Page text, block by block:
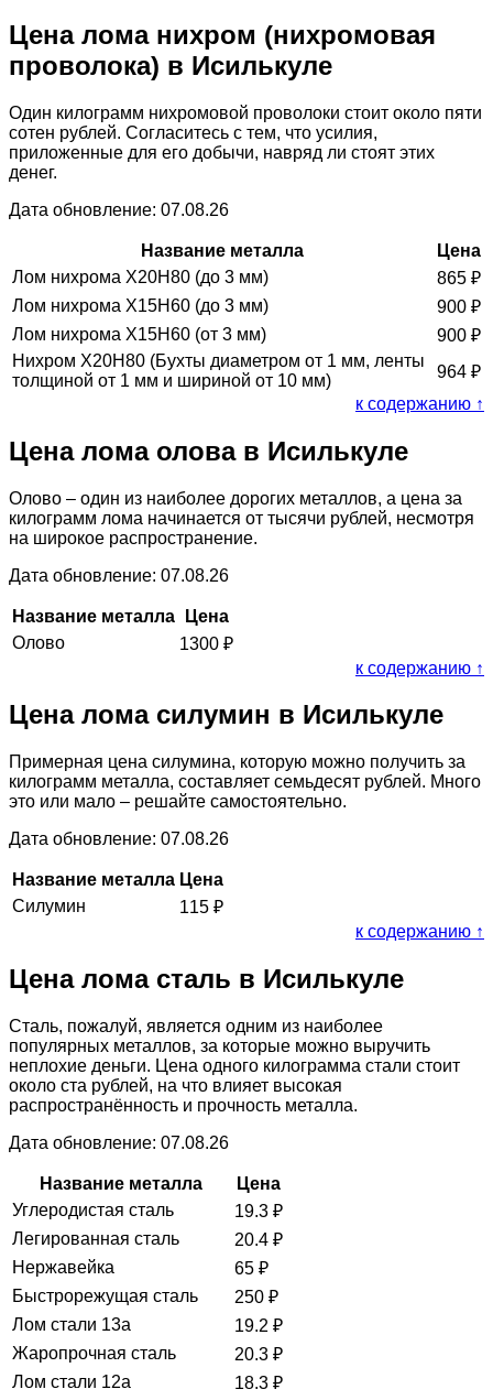
Цена лома нихром (нихромовая
проволока) в Исилькуле
Один килограмм нихромовой проволоки стоит около пяти
сотен рублей. Согласитесь с тем, что усилия,
приложенные для его добычи, навряд ли стоят этих
денег.
Дата обновление: 07.08.26
Название металла
Цена
Лом нихрома Х20Н80 (до 3 мм)
865 ₽
Лом нихрома Х15Н60 (до 3 мм)
900 ₽
Лом нихрома Х15Н60 (от 3 мм)
900 ₽
Нихром Х20Н80 (Бухты диаметром от 1 мм, ленты
толщиной от 1 мм и шириной от 10 мм)
964 ₽
к содержанию ↑
Цена лома олова в Исилькуле
Олово – один из наиболее дорогих металлов, а цена за
килограмм лома начинается от тысячи рублей, несмотря
на широкое распространение.
Дата обновление: 07.08.26
Название металла
Цена
Олово
1300 ₽
к содержанию ↑
Цена лома силумин в Исилькуле
Примерная цена силумина, которую можно получить за
килограмм металла, составляет семьдесят рублей. Много
это или мало – решайте самостоятельно.
Дата обновление: 07.08.26
Название металла Цена
Силумин
115 ₽
к содержанию ↑
Цена лома сталь в Исилькуле
Сталь, пожалуй, является одним из наиболее
популярных металлов, за которые можно выручить
неплохие деньги. Цена одного килограмма стали стоит
около ста рублей, на что влияет высокая
распространённость и прочность металла.
Дата обновление: 07.08.26
Название металла
Цена
Углеродистая сталь
19.3 ₽
Легированная сталь
20.4 ₽
Нержавейка
65 ₽
Быстрорежущая сталь
250 ₽
Лом стали 13а
19.2 ₽
Жаропрочная сталь
20.3 ₽
Лом стали 12а
18.3 ₽